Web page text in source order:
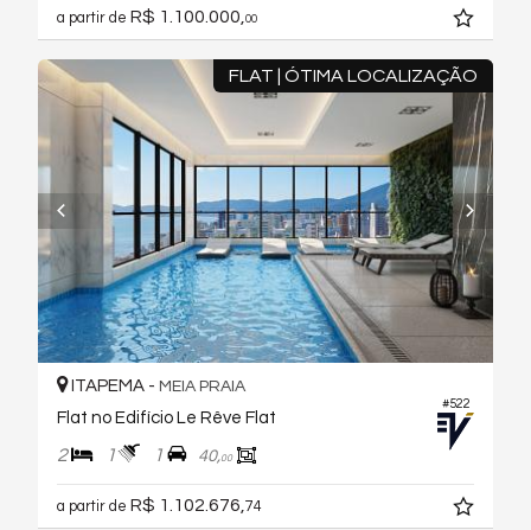
a partir de R$ 1.100.000, 00
FLAT | ÓTIMA LOCALIZAÇÃO
#522
ITAPEMA - MEIA PRAIA
Flat no Edifício Le Rêve Flat
2 1 1 40,00
a partir de R$ 1.102.676, 74